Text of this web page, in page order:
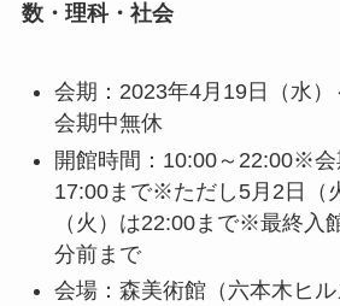
数・理科・社会
会期：2023年4月19日（水）
会期中無休
開館時間：10:00～22:00※
17:00まで※ただし5月2日（
（火）は22:00まで※最終入
分前まで
会場：森美術館（六本木ヒル